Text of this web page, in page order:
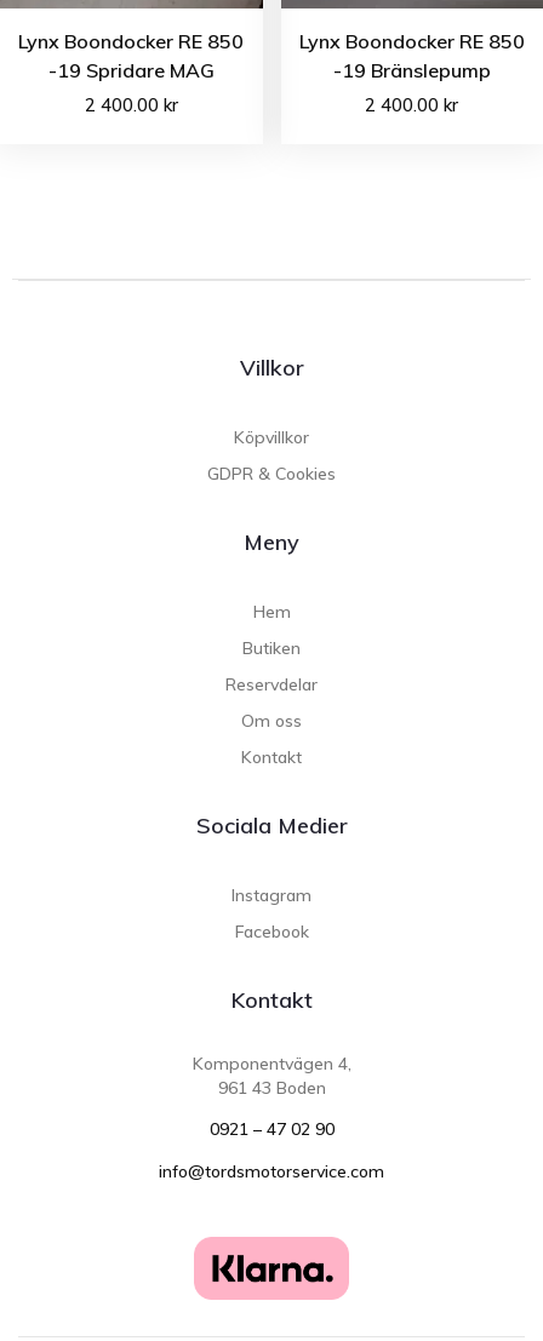
Lynx Boondocker RE 850
-19 Spridare MAG
2 400.00 kr
Lynx Boondocker RE 850
-19 Bränslepump
2 400.00kr
Villkor
Köpvillkor
GDPR & Cookies
Meny
Hem
Butiken
Reservdelar
Om oss
Kontakt
Sociala Medier
Instagram
Facebook
Kontakt
Komponentvägen 4,
961 43 Boden
0921 – 47 02 90
info@tordsmotorservice.com